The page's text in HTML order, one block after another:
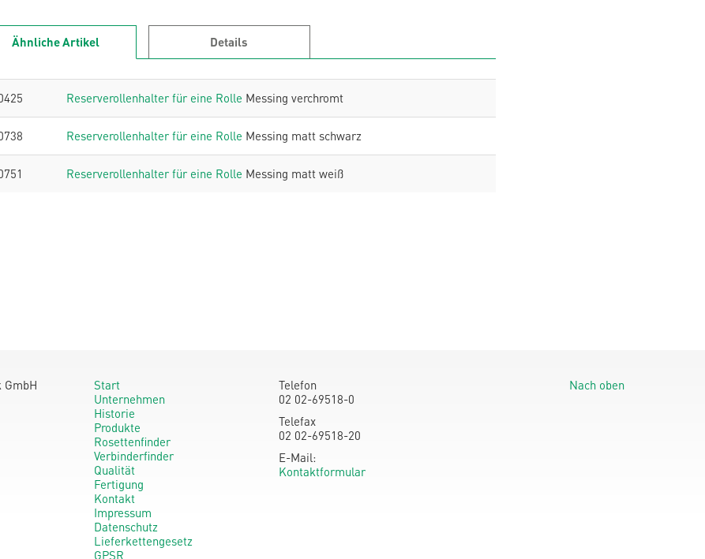
Ähnliche Artikel Details
Reserverollenhalter für eine Rolle Messing verchromt
Reserverollenhalter für eine Rolle Messing matt schwarz
Reserverollenhalter für eine Rolle Messing matt weiß
Start
Unternehmen
Historie
Produkte
Rosettenfinder
Verbinderfinder
Qualität
Fertigung
Kontakt
Impressum
Datenschutz
Lieferkettengesetz
GPSR
Telefon
02 02-69518-0
Telefax
02 02-69518-20
E-Mail:
Kontaktformular
Nach oben